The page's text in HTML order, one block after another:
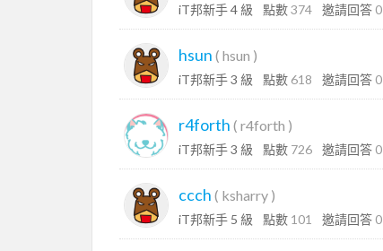
iT邦新手 4 級 點數374 邀請回答 0
hsun ( hsun )
iT邦新手 3 級 點數 618 邀請回答 0
r4forth ( r4forth )
iT邦新手 3 級 點數 726 邀請回答 0
ccch ( ksharry )
iT邦新手 5 級 點數 101 邀請回答 0